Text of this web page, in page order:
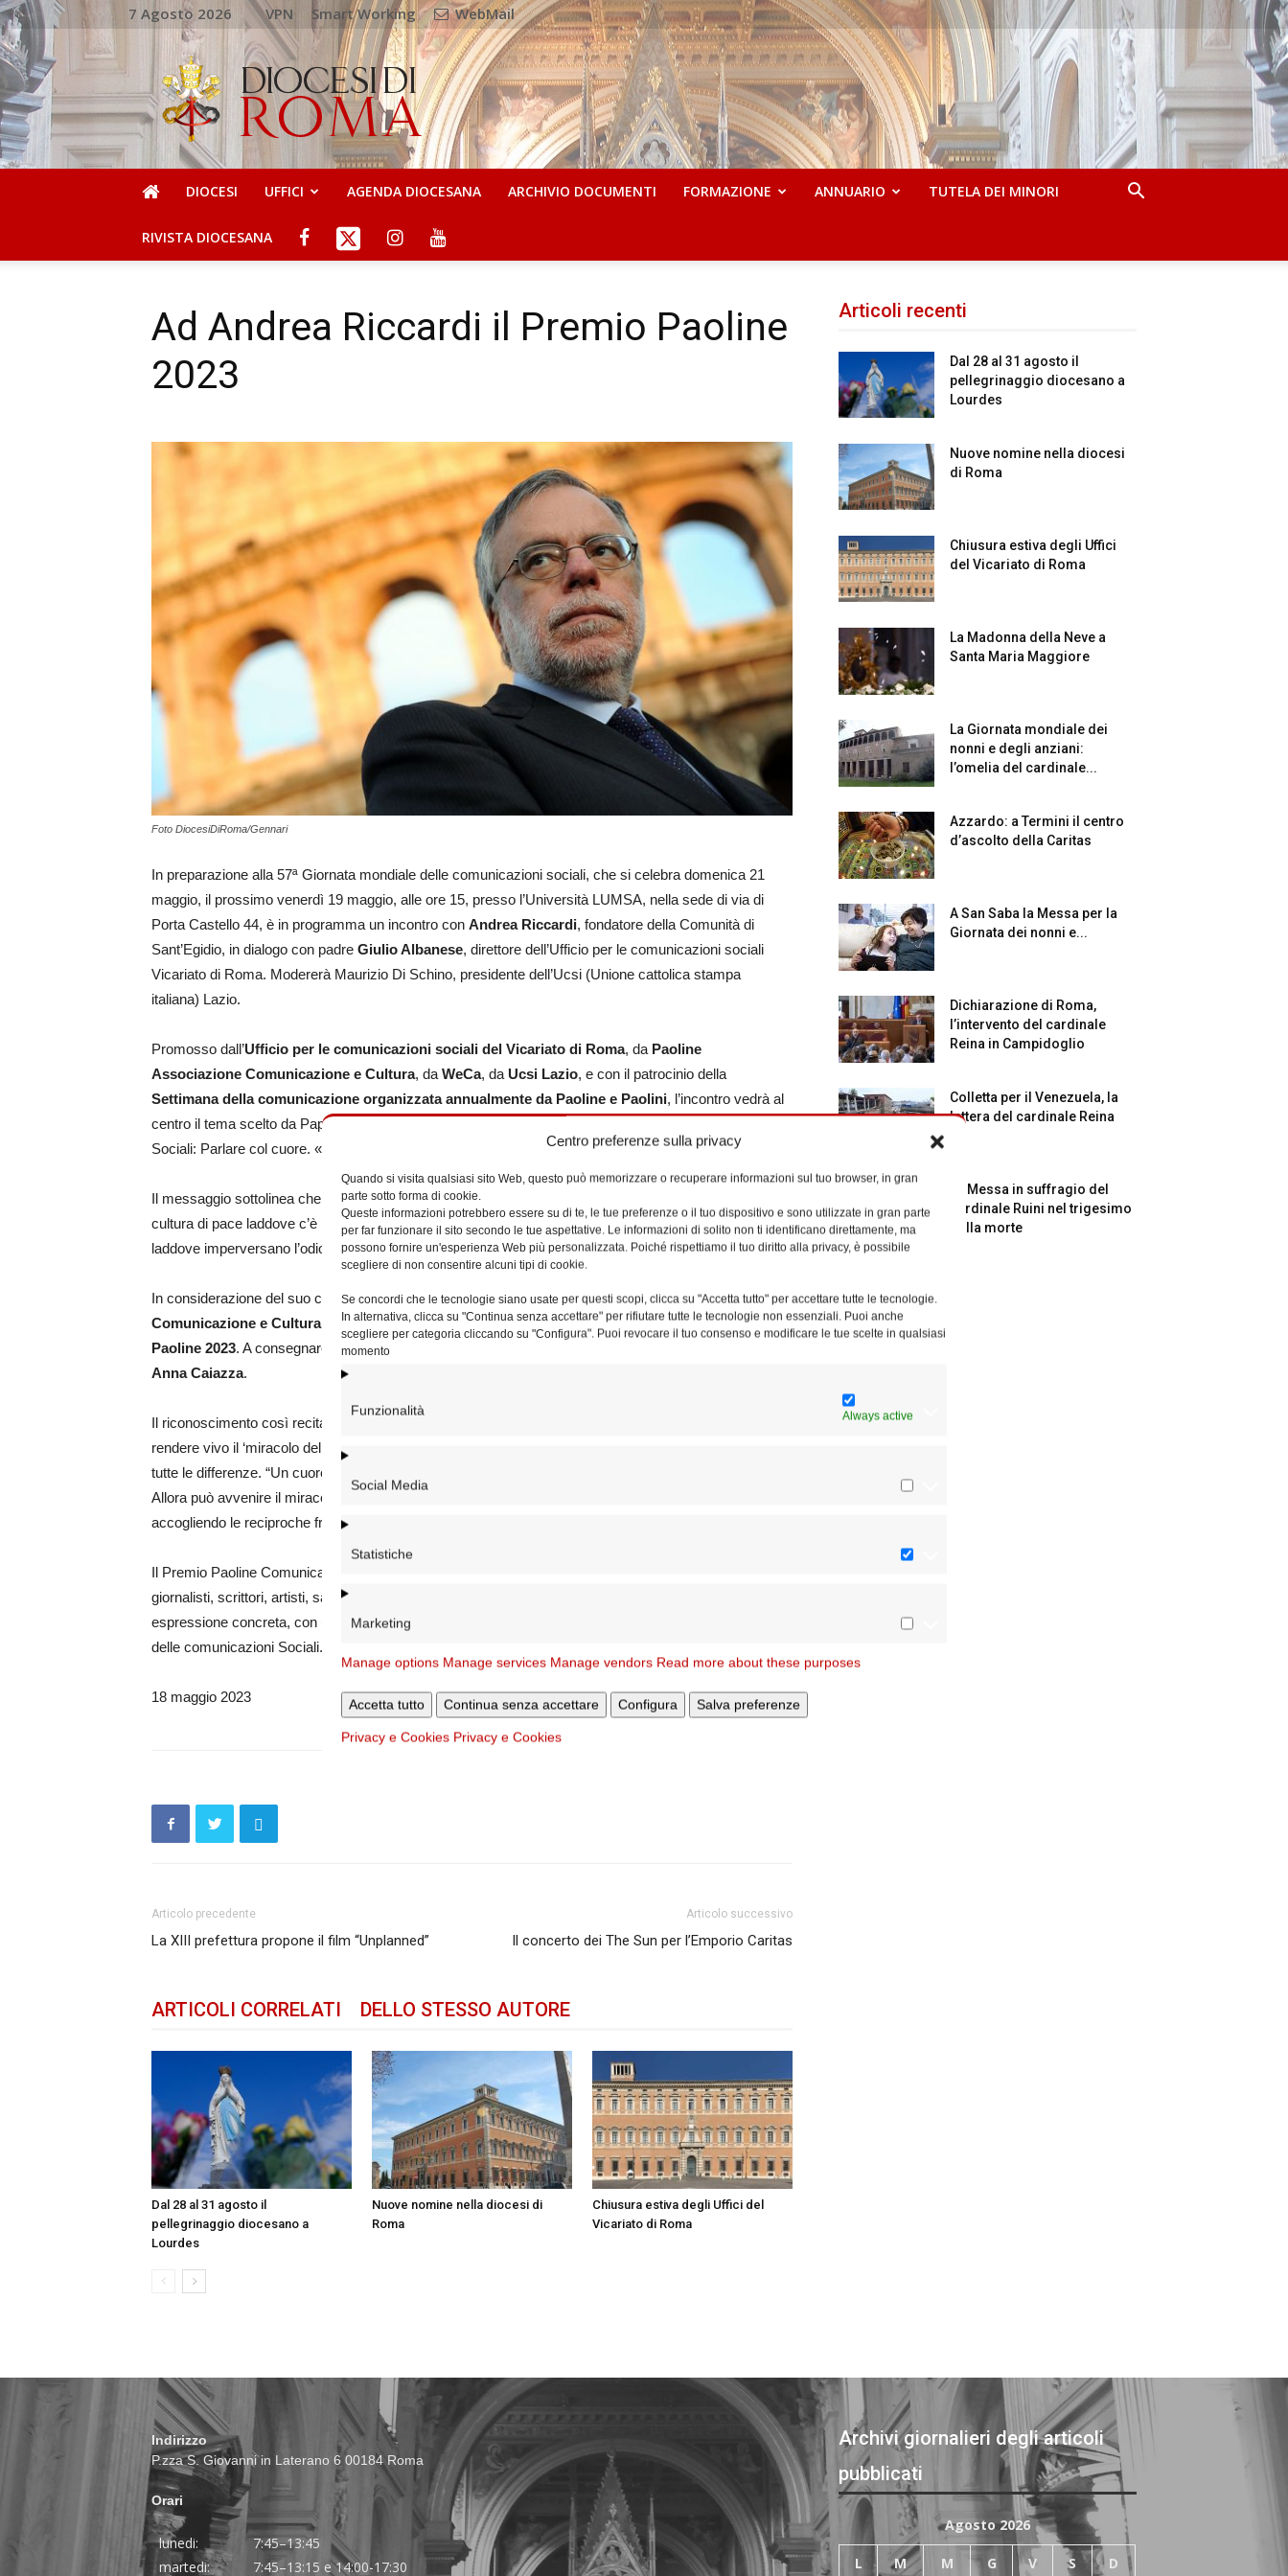
Centro preferenze sulla privacy
Quando si visita qualsiasi sito Web, questo può memorizzare o recuperare informazioni sul tuo browser, in gran
parte sotto forma di cookie.
Queste informazioni potrebbero essere su di te, le tue preferenze o il tuo dispositivo e sono utilizzate in gran parte
per far funzionare il sito secondo le tue aspettative. Le informazioni di solito non ti identificano direttamente, ma
possono fornire un'esperienza Web più personalizzata. Poiché rispettiamo il tuo diritto alla privacy, è possibile
scegliere di non consentire alcuni tipi di cookie.
Se concordi che le tecnologie siano usate per questi scopi, clicca su "Accetta tutto" per accettare tutte le tecnologie.
In alternativa, clicca su "Continua senza accettare" per rifiutare tutte le tecnologie non essenziali. Puoi anche
scegliere per categoria cliccando su "Configura". Puoi revocare il tuo consenso e modificare le tue scelte in qualsiasi
momento
Funzionalità Always active
Social Media
Statistiche
Marketing
Manage options Manage services Manage vendors Read more about these purposes
Accetta tutto Continua senza accettare Configura Salva preferenze
Privacy e Cookies Privacy e Cookies
7 Agosto 2026 VPN Smart Working WebMail
DIOCESI
DI
ROMA
DIOCESI UFFICI AGENDA DIOCESANA ARCHIVIO DOCUMENTI FORMAZIONE ANNUARIO TUTELA DEI MINORI
RIVISTA DIOCESANA
Ad Andrea Riccardi il Premio Paoline
2023
Foto DiocesiDiRoma/Gennari
In preparazione alla 57ª Giornata mondiale delle comunicazioni sociali, che si celebra domenica 21
maggio, il prossimo venerdì 19 maggio, alle ore 15, presso l’Università LUMSA, nella sede di via di
Porta Castello 44, è in programma un incontro conAndrea Riccardi, fondatore della Comunità di
Sant’Egidio, in dialogo con padreGiulio Albanese, direttore dell’Ufficio per le comunicazioni sociali
Vicariato di Roma. Modererà Maurizio Di Schino, presidente dell’Ucsi (Unione cattolica stampa
italiana) Lazio.
Promosso dall’Ufficio per le comunicazioni sociali del Vicariato di Roma, da Paoline
Associazione Comunicazione e Cultura, daWeCa, da Ucsi Lazio, e con il patrocinio della
Settimana della comunicazione organizzata annualmente da Paoline e Paolini, l’incontro vedrà al
centro il tema scelto da Papa Francesco per questa 57a Giornata Mondiale delle Comunicazioni
Sociali: Parlare col cuore. «Secondo verità nella carità» (Ef 4,15).
Il messaggio sottolinea che «parlare con il cuore è oggi quanto mai necessario per promuovere una
cultura di pace laddove c’è la guerra; per aprire sentieri che permettano il dialogo e la riconciliazione
laddove imperversano l’odio e l’inimicizia».
In considerazione del suo costante impegno per rendere vivo il miracolo dell’incontro, l’Associazione
Comunicazione e Cultura Paoline ha deciso di assegnare al professor Andrea Riccardi il Premio
Paoline 2023. A consegnare il riconoscimento sarà la superiora generale delle Figlie di San Paolo, suor
Anna Caiazza.
Il riconoscimento così recita: «Al professor Andrea Riccardi riconoscendo il suo costante impegno per
rendere vivo il ‘miracolo dell’incontro’ attraverso un servizio generoso fondato sulla carità che elimina
tutte le differenze. “Un cuore che vede può arrivare a sentire nel proprio cuore anche il palpito dell’altro.
Allora può avvenire il miracolo dell’incontro, che ci fa guardare gli uni gli altri con compassione,
accogliendo le reciproche fragilità con rispetto”».
Il Premio Paoline Comunicazione e Cultura viene conferito annualmente a operatori dei media, registi,
giornalisti, scrittori, artisti, sacerdoti o associazioni che si segnalano per aver dato la migliore
espressione concreta, con un’opera o una attività, al messaggio del Papa per la Giornata mondiale
delle comunicazioni Sociali.
18 maggio 2023
Articolo precedente
La XIII prefettura propone il film “Unplanned”
Articolo successivo
Il concerto dei The Sun per l’Emporio Caritas
ARTICOLI CORRELATI DELLO STESSO AUTORE
Dal 28 al 31 agosto il
pellegrinaggio diocesano a
Lourdes
Nuove nomine nella diocesi di
Roma
Chiusura estiva degli Uffici del
Vicariato di Roma
Articoli recenti
Dal 28 al 31 agosto il
pellegrinaggio diocesano a
Lourdes
Nuove nomine nella diocesi
di Roma
Chiusura estiva degli Uffici
del Vicariato di Roma
La Madonna della Neve a
Santa Maria Maggiore
La Giornata mondiale dei
nonni e degli anziani:
l’omelia del cardinale...
Azzardo: a Termini il centro
d’ascolto della Caritas
A San Saba la Messa per la
Giornata dei nonni e...
Dichiarazione di Roma,
l’intervento del cardinale
Reina in Campidoglio
Colletta per il Venezuela, la
lettera del cardinale Reina
La Messa in suffragio del
cardinale Ruini nel trigesimo
della morte
Indirizzo
P.zza S. Giovanni in Laterano 6 00184 Roma
Orari
lunedi:
7:45–13:45
martedi:
7:45–13:15 e 14:00-17:30
Archivi giornalieri degli articoli
pubblicati
Agosto 2026
L M M G V S D